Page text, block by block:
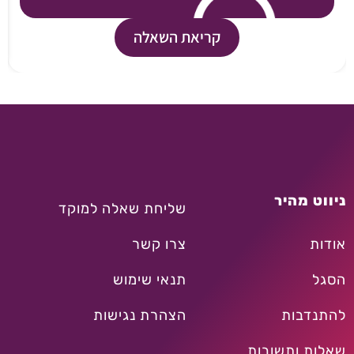
קריאת השאלה
ניווט מהיר
אודות
הסגל
להתנדבות
שליחת שאלה למוקד
צרו קשר
תנאי שימוש
הצהרת נגישות